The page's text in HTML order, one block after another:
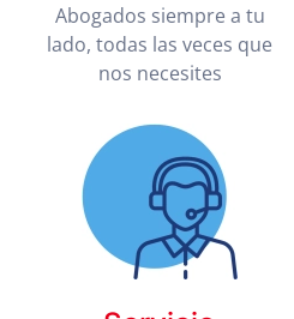
Abogados siempre a tu
lado, todas las veces que
nos necesites